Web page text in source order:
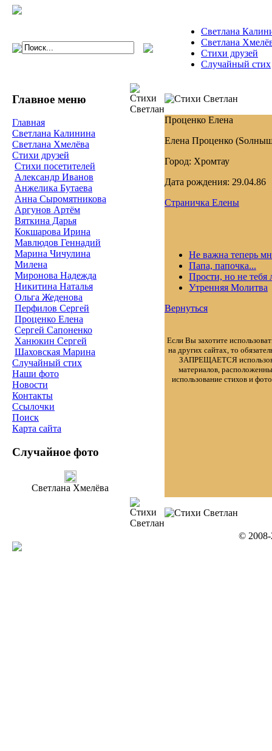
Светлана
Светлана
Стихи друзей
Случайный стих
Главное меню
Главная
Светлана Калинина
Светлана Хмелёва
Стихи друзей
Стихи посетителей
Александр Иванов
Анжелика Бутаева
Анна Сыромятникова
Аргунов Артём
Вяткина Дарья
Кокшарова Ирина
Мавлюдов Геннадий
Марина Чичулина
Милена
Миронова Надежда
Никитина Наталья
Ольга Жеденова
Перфилов Сергей
Проценко Елена
Сергей Сапоненко
Ханюкин Сергей
Шаховская Марина
Случайный стих
Наши фото
Новости
Контакты
Ссылочки
Поиск
Карта сайта
Случайное фото
Светлана Хмелёва
Проценко Елена
Елена Проценко
Город: Хромтау
Дата рождения: 29.04.86
Страничка Елены
Не важна теперь
Папа, папочка...
Прости, но не
Утренняя Молитва
Вернуться
Если Вы захотите
на других сайтах, то
ЗАПРЕЩАЕТСЯ
материалов,
использование стихов и
©